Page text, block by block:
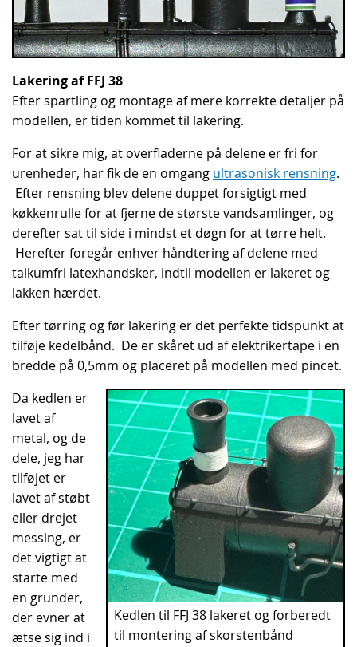
Lakering af FFJ 38
Efter spartling og montage af mere korrekte detaljer på
modellen, er tiden kommet til lakering.
For at sikre mig, at overfladerne på delene er fri for
urenheder, har fik de en omgang ultrasonisk rensning.
Efter rensning blev delene duppet forsigtigt med
køkkenrulle for at fjerne de største vandsamlinger, og
derefter sat til side i mindst et døgn for at tørre helt.
Herefter foregår enhver håndtering af delene med
talkumfri latexhandsker, indtil modellen er lakeret og
lakken hærdet.
Efter tørring og før lakering er det perfekte tidspunkt at
tilføje kedelbånd. De er skåret ud af elektrikertape i en
bredde på 0,5mm og placeret på modellen med pincet.
Kedlen til FFJ 38 lakeret og forberedt
til montering af skorstenbånd
Da kedlen er
lavet af
metal, og de
dele, jeg har
tilføjet er
lavet af støbt
eller drejet
messing, er
det vigtigt at
starte med
en grunder,
der evner at
ætse sig ind i